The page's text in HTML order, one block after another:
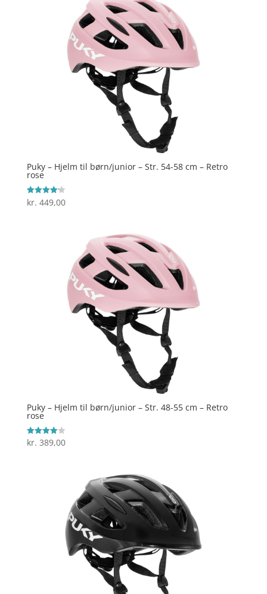
Puky – Hjelm til børn/junior – Str. 54-58 cm – Retro
rose
Vurderet
4.2
kr. 449,00
Puky – Hjelm til børn/junior – Str. 48-55 cm – Retro
rose
Vurderet
4
kr. 389,00